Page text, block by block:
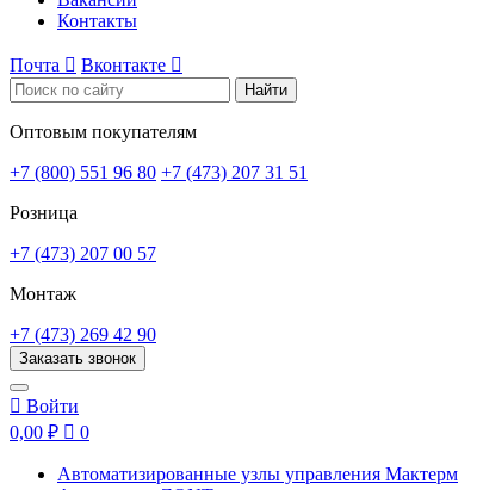
Контакты
Почта  Вконтакте 
Найти
Оптовым покупателям
+7 (800) 551 96 80 +7 (473) 207 31 51
Розница
+7 (473) 207 00 57
Монтаж
+7 (473) 269 42 90
Заказать звонок
 Войти
0,00 ₽  0
Автоматизированные узлы управления Мактерм